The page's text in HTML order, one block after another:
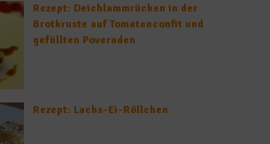
Rezept: Deichlammrücken in der
Brotkruste auf Tomatenconfit und
gefüllten Poveraden
Rezept: Lachs-Ei-Röllchen